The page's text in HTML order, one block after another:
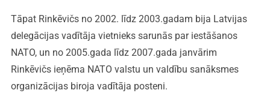
Tāpat Rinkēvičs no 2002. līdz 2003.gadam bija Latvijas
delegācijas vadītāja vietnieks sarunās par iestāšanos
NATO, un no 2005.gada līdz 2007.gada janvārim
Rinkēvičs ieņēma NATO valstu un valdību sanāksmes
organizācijas biroja vadītāja posteni.